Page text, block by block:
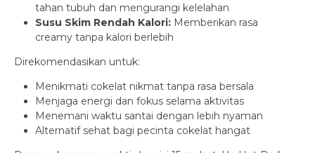
tahan tubuh dan mengurangi kelelahan
Susu Skim Rendah Kalori: Memberikan rasa
creamy tanpa kalori berlebih
Direkomendasikan untuk:
Menikmati cokelat nikmat tanpa rasa bersala
Menjaga energi dan fokus selama aktivitas
Menemani waktu santai dengan lebih nyaman
Alternatif sehat bagi pecinta cokelat hangat